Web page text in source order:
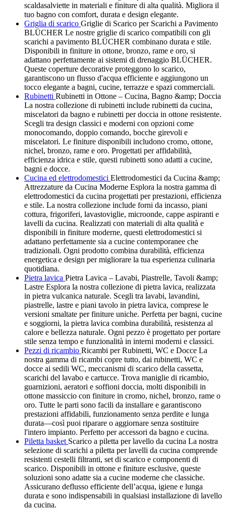
scaldasalviette in materiali e finiture di alta qualità. Migliora il
tuo bagno con comfort, durata e design elegante.
Griglia di scarico Griglie di Scarico per Scarichi a Pavimento
BLÜCHER Le nostre griglie di scarico compatibili con gli
scarichi a pavimento BLÜCHER combinano durata e stile.
Disponibili in finiture in ottone, bronzo, rame e oro, si
adattano perfettamente ai sistemi di drenaggio BLÜCHER.
Queste coperture decorative proteggono lo scarico,
garantiscono un flusso d'acqua efficiente e aggiungono un
tocco elegante a bagni, cucine, terrazze e spazi commerciali.
Rubinetti Rubinetti in Ottone – Cucina, Bagno &amp; Doccia
La nostra collezione di rubinetti include rubinetti da cucina,
miscelatori da bagno e rubinetti per doccia in ottone resistente.
Scegli tra design classici e moderni con opzioni come
monocomando, doppio comando, bocche girevoli e
miscelatori. Le finiture disponibili includono cromo, ottone,
nichel, bronzo, rame e oro. Progettati per affidabilità,
efficienza idrica e stile, questi rubinetti sono adatti a cucine,
bagni e docce.
Cucina ed elettrodomestici Elettrodomestici da Cucina &amp;
Attrezzature da Cucina Moderne Esplora la nostra gamma di
elettrodomestici da cucina progettati per prestazioni, efficienza
e stile. La nostra collezione include forni da incasso, piani
cottura, frigoriferi, lavastoviglie, microonde, cappe aspiranti e
lavelli da cucina. Realizzati con materiali di alta qualità e
disponibili in finiture moderne, questi elettrodomestici si
adattano perfettamente sia a cucine contemporanee che
tradizionali. Ogni prodotto combina durabilità, efficienza
energetica e design per migliorare la tua esperienza culinaria
quotidiana.
Pietra lavica Pietra Lavica – Lavabi, Piastrelle, Tavoli &amp;
Lastre Esplora la nostra collezione di pietra lavica, realizzata
in pietra vulcanica naturale. Scegli tra lavabi, lavandini,
piastrelle, lastre e piani tavolo in pietra lavica, comprese le
versioni smaltate per finiture uniche. Perfetta per bagni, cucine
e soggiorni, la pietra lavica combina durabilità, resistenza al
calore e bellezza naturale. Ogni pezzo è progettato per portare
stile senza tempo e funzionalità in interni moderni e classici.
Pezzi di ricambio Ricambi per Rubinetti, WC e Docce La
nostra gamma di ricambi copre tutto, dai rubinetti, WC e
docce ai sedili WC, meccanismi di scarico della cassetta,
scarichi del lavabo e cartucce. Trova maniglie di ricambio,
guarnizioni, aeratori e soffioni doccia, molti disponibili in
ottone massiccio con finiture in cromo, nichel, bronzo, rame o
oro. Tutte le parti sono facili da installare e garantiscono
prestazioni affidabili, funzionamento senza perdite e lunga
durata—così puoi riparare o aggiornare senza sostituire
l'intero impianto. Perfetto per accessori da bagno e cucina.
Piletta basket Scarico a piletta per lavello da cucina La nostra
selezione di scarichi a piletta per lavelli da cucina comprende
resistenti cestelli filtranti, set di scarico e componenti di
scarico. Disponibili in ottone e finiture esclusive, queste
soluzioni sono adatte sia a cucine moderne che classiche.
Assicurano deflusso efficiente dell’acqua, igiene e lunga
durata e sono indispensabili in qualsiasi installazione di lavello
da cucina.